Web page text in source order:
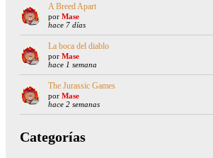
A Breed Apart
por Mase
hace 7 días
La boca del diablo
por Mase
hace 1 semana
The Jurassic Games
por Mase
hace 2 semanas
Categorías